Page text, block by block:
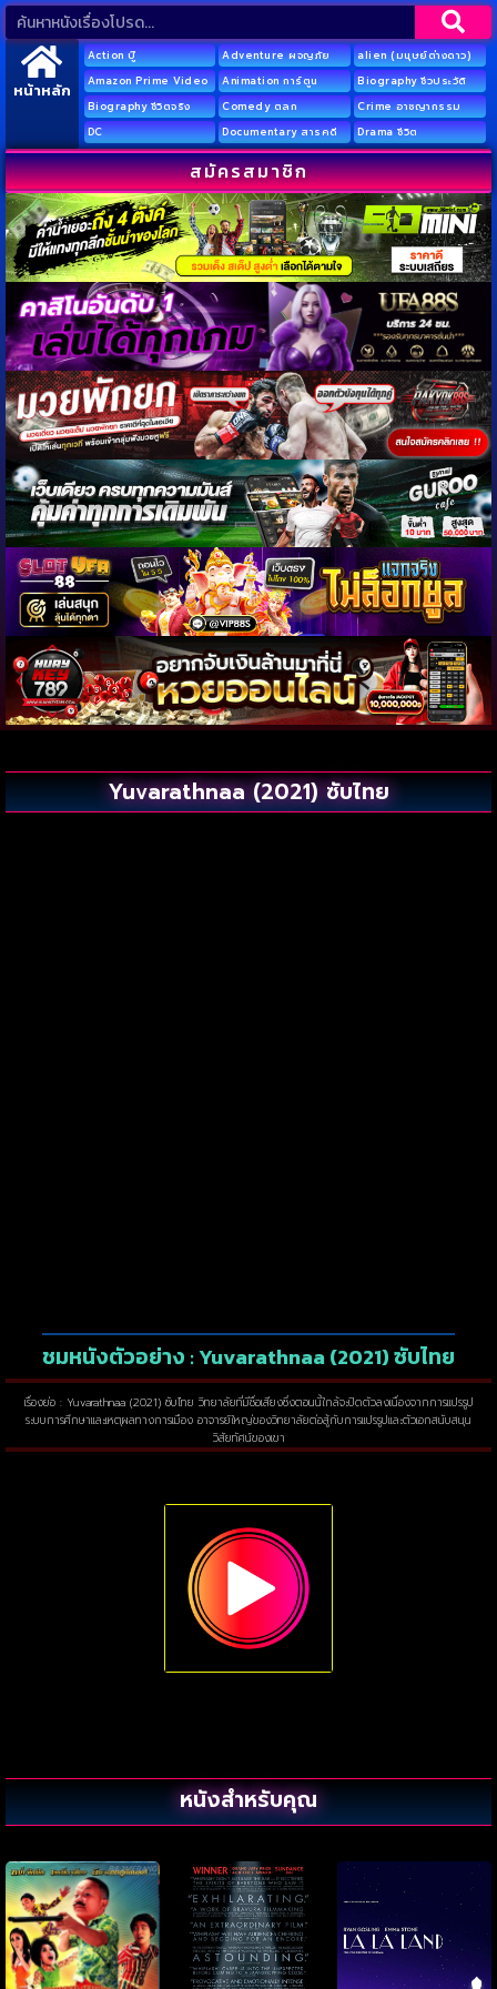
หน้าหลัก
Action บู๊ Adventure ผจญภัย
alien (มนุษย์ต่างดาว)
Amazon Prime Video
Animation การ์ตูน
Biography ชีวประวัติ
Biography ชีวิตจริง
Comedy ตลก
Crime อาชญากรรม
DC
Documentary สารคดี Drama ชีวิต
สมัครสมาชิก
Yuvarathnaa (2021) ซับไทย
ชมหนังตัวอย่าง : Yuvarathnaa (2021) ซับไทย
เรื่องย่อ : Yuvarathnaa (2021) ซับไทย วิทยาลัยที่มีชื่อเสียงซึ่งตอนนี้ใกล้จะปิดตัวลงเนื่องจากการแปรรูป
ระบบการศึกษาและเหตุผลทางการเมือง อาจารย์ใหญ่ของวิทยาลัยต่อสู้กับการแปรรูปและตัวเอกสนับสนุน
วิสัยทัศน์ของเขา
หนังสำหรับคุณ